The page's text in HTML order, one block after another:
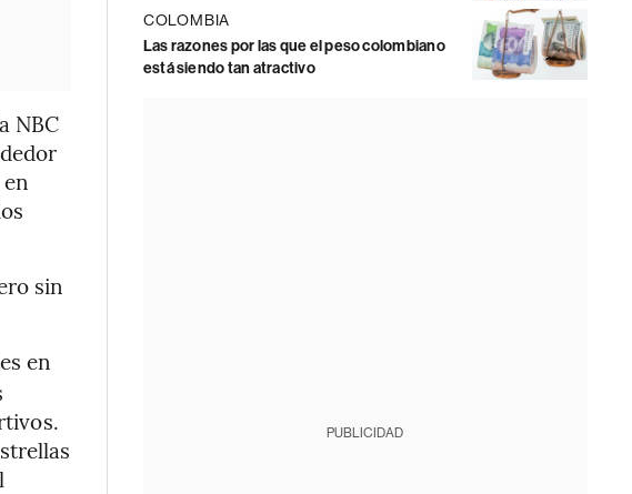
NBC
sin
en
COLOMBIA
Las razones por las que el peso colombiano
está siendo tan atractivo
PUBLICIDAD